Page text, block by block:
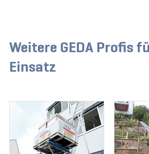
Weitere GEDA Profis
Einsatz